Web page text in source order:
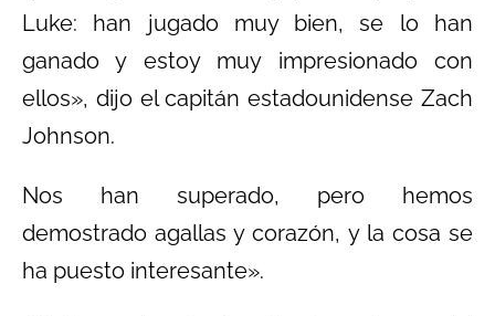
Luke: han jugado muy bien, se lo han
ganado y estoy muy impresionado con
ellos», dijo el capitán estadounidense Zach
Johnson.
Nos han superado, pero hemos
demostrado agallas y corazón, y la cosa se
ha puesto interesante».